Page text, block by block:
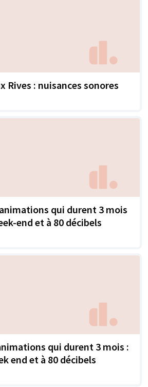
Rives : nuisances sonores
qui durent 3 mois
end et à 80 décibels
qui durent 3 mois :
end et à 80 décibels